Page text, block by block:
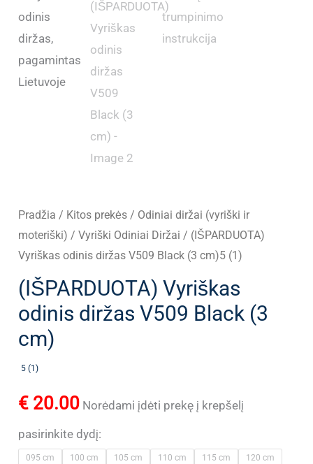
Pradžia / Kitos prekės / Odiniai diržai (vyriški ir
moteriški) /Vyriški Odiniai Diržai / (IŠPARDUOTA)
Vyriškas odinis diržas V509 Black (3 cm)5 (1)
(IŠPARDUOTA) Vyriškas
odinis diržas V509 Black (3
cm)
5 (1)
€ 20.00 Norėdami įdėti prekę į krepšelį
pasirinkite dydį:
095 cm 100 cm 105 cm 110 cm 115 cm
120 cm